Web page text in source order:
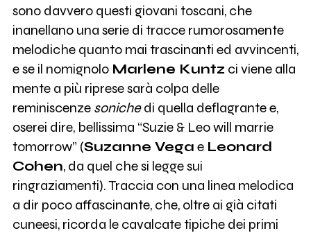
sono davvero questi giovani toscani, che
inanellano una serie di tracce rumorosamente
melodiche quanto mai trascinanti ed avvincenti,
e se il nomignolo Marlene Kuntz ci viene alla
mente a più riprese sarà colpa delle
reminiscenze sonichedi quella deflagrante e,
oserei dire, bellissima “Suzie & Leo will marrie
tomorrow” (Suzanne Vega e Leonard
Cohen, da quel che si legge sui
ringraziamenti). Traccia con una linea melodica
a dir poco affascinante, che, oltre ai già citati
cuneesi, ricorda le cavalcate tipiche dei primi